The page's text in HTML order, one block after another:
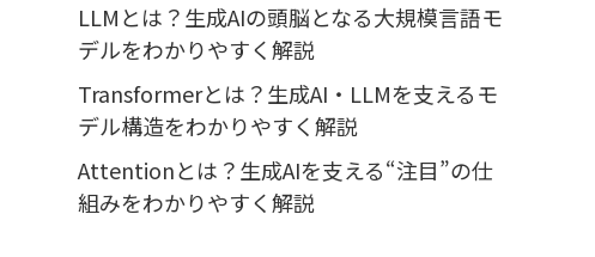
LLMとは？生成AIの頭脳となる大規模言語モ
デルをわかりやすく解説
Transformerとは？生成AI・LLMを支えるモ
デル構造をわかりやすく解説
Attentionとは？生成AIを支える“注目”の仕
組みをわかりやすく解説